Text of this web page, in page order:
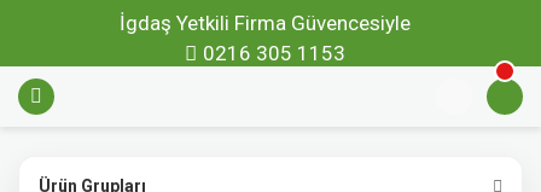
İgdaş Yetkili Firma Güvencesiyle
0216 305 1153
Ürün Grupları